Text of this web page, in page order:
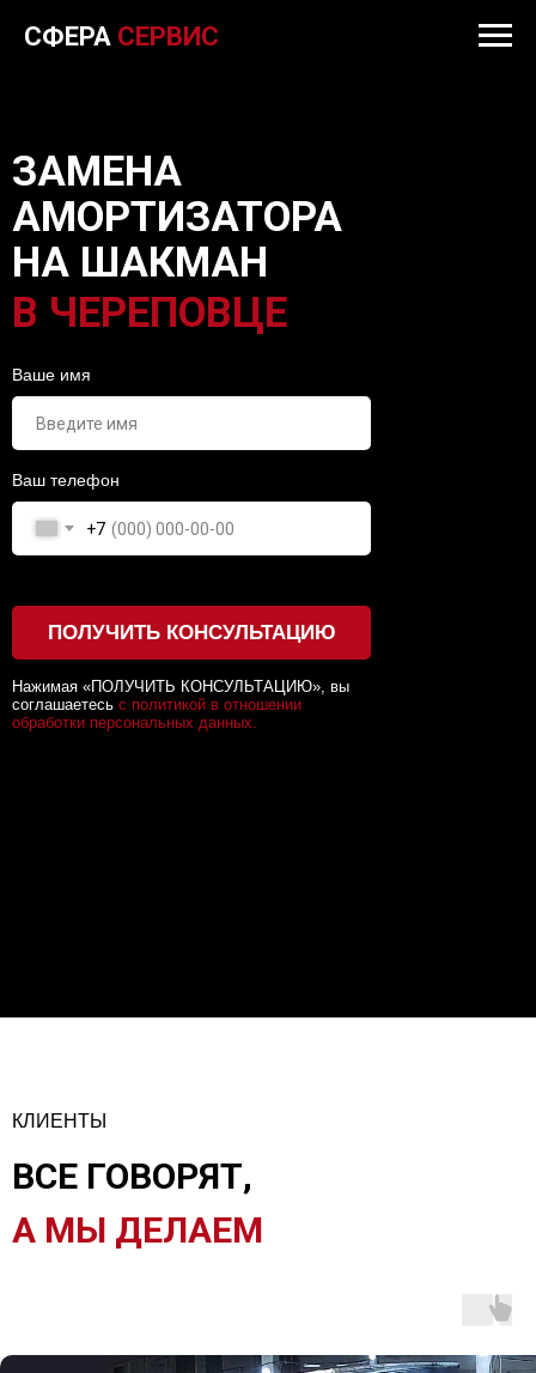
СФЕРА СЕРВИС
ЗАМЕНА
АМОРТИЗАТОРА
НА ШАКМАН
В ЧЕРЕПОВЦЕ
Ваше имя
Ваш телефон
+7
ПОЛУЧИТЬ КОНСУЛЬТАЦИЮ
Нажимая «ПОЛУЧИТЬ КОНСУЛЬТАЦИЮ», вы
соглашаетесь с политикой в отношении
обработки персональных данных.
КЛИЕНТЫ
А МЫ ДЕЛАЕМ
ВСЕ ГОВОРЯТ,